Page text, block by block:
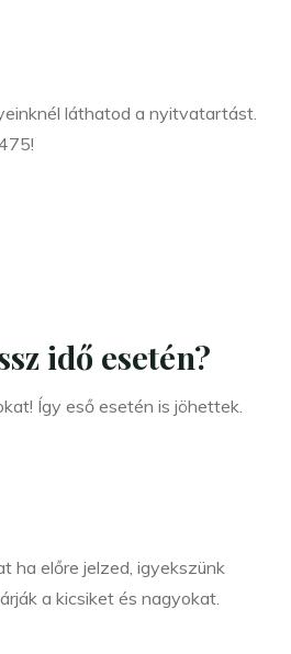
láthatod a nyitvatartást.
idő esetén?
Így eső esetén is jöhettek.
ha előre jelzed, igyekszünk
a kicsiket és nagyokat.